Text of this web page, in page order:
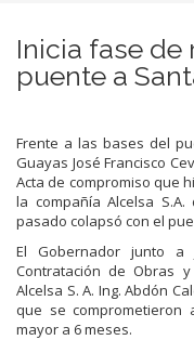
Inicia fase
puente a
Frente a las bases del
Guayas José Francisco
Acta de compromiso que
la compañía Alcelsa
pasado colapsó con el
El Gobernador junto a
Contratación de Obras
Alcelsa S. A. Ing. Abdón
que se
mayor a 6 meses.